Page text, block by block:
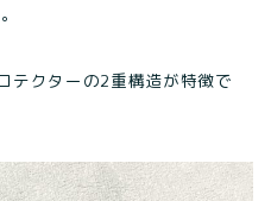
テクターの2重構造が特徴で